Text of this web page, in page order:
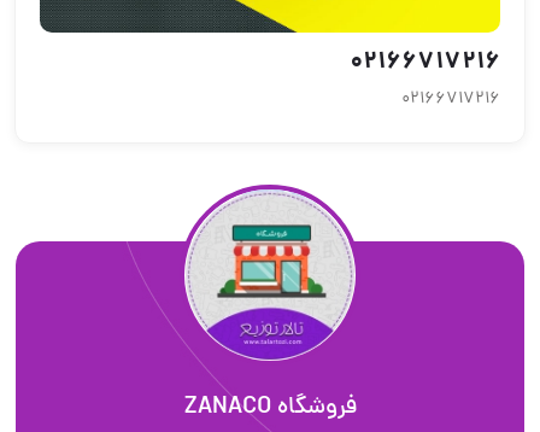
02166717216
02166717216
فروشگاه ZANACO